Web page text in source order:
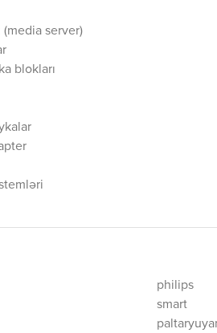
server)
blokları
philips
smart